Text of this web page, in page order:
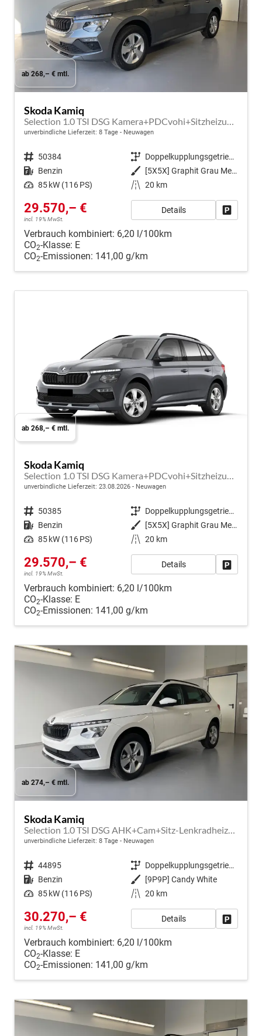
ab 268,– € mtl.
Skoda Kamiq
unverbindliche Lieferzeit: 8 Tage Neuwagen
Fahrzeugnr. 50384 Getriebe
Doppelkupplungsgetriebe (DSG)
Kraftstoff Benzin Außenfarbe
[5X5X] Graphit Grau Metallic
Leistung 85 kW (116 PS) Kilometerstand 20 km
29.570,– €
incl. 19% MwSt.
Details
Verbrauch kombiniert: 6,20 l/100km
CO2-Klasse: E
CO2-Emissionen: 141,00 g/km
ab 268,– € mtl.
Skoda Kamiq
Selection 1.0 TSI DSG Kamera+PDCvohi+Sitzheizung+AppConnect+Sunset+Alu16
unverbindliche Lieferzeit: 23.08.2026 Neuwagen
Fahrzeugnr. 50385 Getriebe
Doppelkupplungsgetriebe (DSG)
Kraftstoff Benzin Außenfarbe
[5X5X] Graphit Grau Metallic
Leistung 85 kW (116 PS) Kilometerstand 20 km
29.570,– €
incl. 19% MwSt.
Details
Verbrauch kombiniert: 6,20 l/100km
CO2-Klasse: E
CO2-Emissionen: 141,00 g/km
ab 274,– € mtl.
Skoda Kamiq
Selection 1.0 TSI DSG AHK+Cam+Sitz-Lenkradheiz+Sunset+Kessy+AppConnect+Alu16
unverbindliche Lieferzeit: 8 Tage Neuwagen
Fahrzeugnr. 44895 Getriebe
Doppelkupplungsgetriebe (DSG)
Kraftstoff Benzin Außenfarbe
[9P9P] Candy White
Leistung 85 kW (116 PS) Kilometerstand 20 km
30.270,– €
incl. 19% MwSt.
Details
Verbrauch kombiniert: 6,20 l/100km
CO2-Klasse: E
CO2-Emissionen: 141,00 g/km